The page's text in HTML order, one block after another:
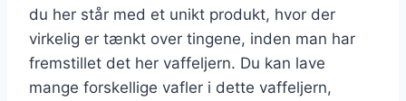
du her står med et unikt produkt, hvor der
virkelig er tænkt over tingene, inden man har
fremstillet det her vaffeljern. Du kan lave
mange forskellige vafler i dette vaffeljern,